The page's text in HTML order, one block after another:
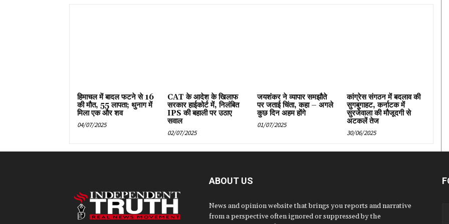
हिमाचल में बादल फटने से 16
की मौत, 55 लापता; थुनाग में
मिला एक और शव
04/07/2025
CAT के आदेश के खिलाफ
सरकार हाईकोर्ट में, निलंबित
IPS की बहाली पर उठाए
सवाल
02/07/2025
जयशंकर ने व्यापार समझौते
पर जताई चिंता, कहा – अगले
कुछ दिन अहम होंगे
01/07/2025
कांग्रेस संगठन में बदलाव की
सुगबुगाहट, कर्नाटक में
सुरजेवाला की मौजूदगी से
अटकलें तेज
30/06/2025
ABOUT US
News and opinion website that brings you reports and narrative
from a perspective often ignored or suppressed by the